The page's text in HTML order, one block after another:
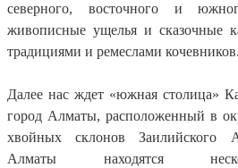
северного, восточного и
живописные ущелья и сказочные
традициями и ремеслами кочевников.
Далее нас ждет «южная столица»
город Алматы, расположенный в
хвойных склонов Заилийского
Алматы находятся